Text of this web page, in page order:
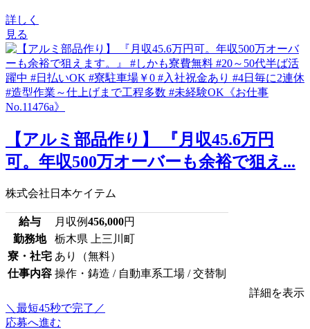
詳しく
見る
【アルミ部品作り】 『月収45.6万円
可。年収500万オーバーも余裕で狙え...
株式会社日本ケイテム
給与 月収例456,000円
勤務地
栃木県 上三川町
寮・社宅 あり（無料）
仕事内容 操作・鋳造 / 自動車系工場 / 交替制
詳細を表示
＼最短45秒で完了／
応募へ進む